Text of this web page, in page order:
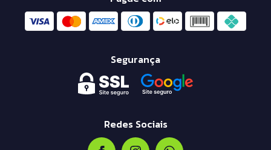
Segurança
Redes Sociais